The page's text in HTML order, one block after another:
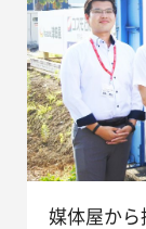
媒体屋から